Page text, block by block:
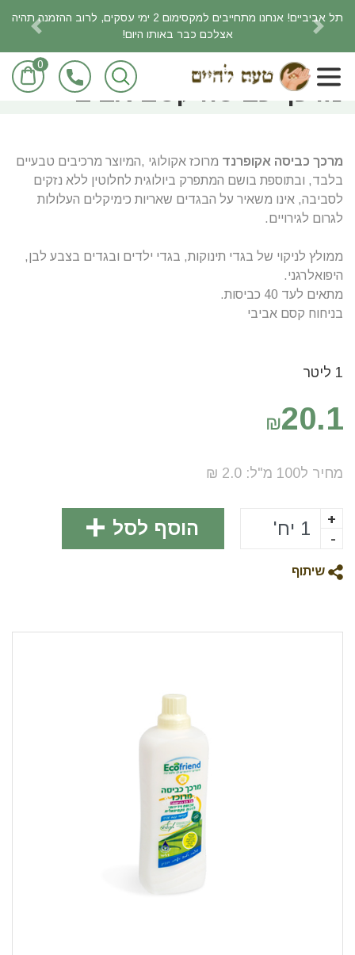
תל אביביים! אנחנו מתחייבים למקסימום 2 ימי עסקים, לרוב ההזמנה תהיה
אצלכם כבר באותו היום!
Next
0 ראשי חומרי ניקוי אקולוגיים
מרכך כביסה קסם אביבי
מרכך כביסה אקופרנד מרוכז אקולוגי ,המיוצר מרכיבים טבעיים
בלבד, ובתוספת בושם המתפרק ביולוגית לחלוטין ללא נזקים
לסביבה, אינו משאיר על הבגדים שאריות כימיקלים העלולות
לגרום לגירויים.
ממולץ לניקוי של בגדי תינוקות, בגדי ילדים ובגדים בצבע לבן,
היפואלרגני.
מתאים לעד 40 כביסות.
בניחוח קסם אביבי
1 ליטר
₪20.1
מחיר ל100 מ"ל:
2.0
₪
+
-
הוסף לסל
שיתוף